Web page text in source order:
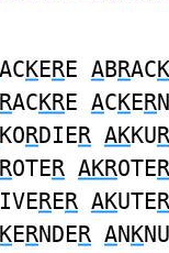
ACKERE ABRACK
RACKRE ACKER
KORDIER AKKUR
OTER AKROTER
RER AKUTER
KERNDER ANKNU